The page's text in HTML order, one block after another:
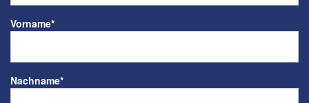
Vorname*
Nachname*